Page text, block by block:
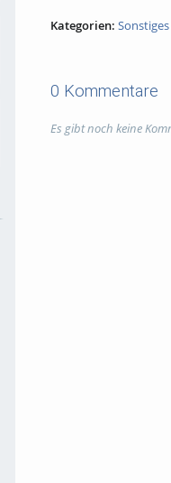
Kategorien: Sonstiges
0 Kommentare
Es gibt noch keine